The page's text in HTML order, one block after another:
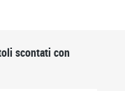
scontati con